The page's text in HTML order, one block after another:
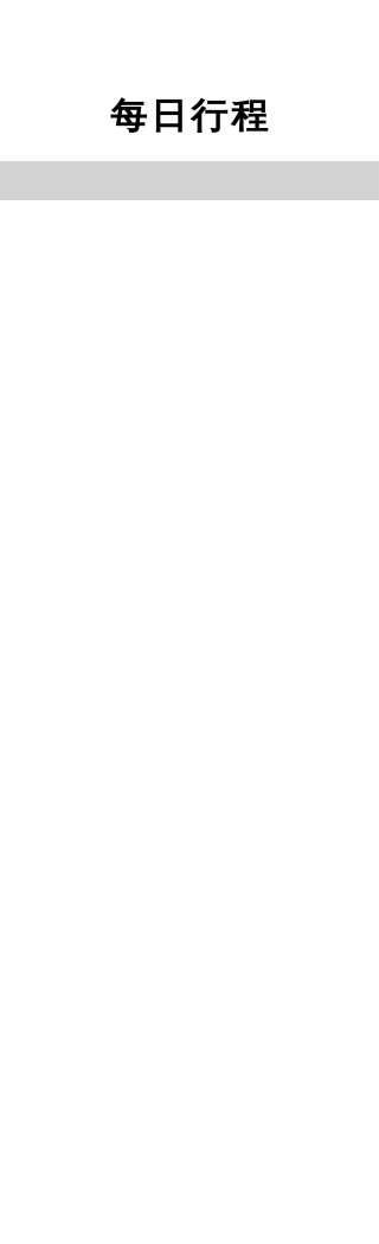
每日行程
每日行程